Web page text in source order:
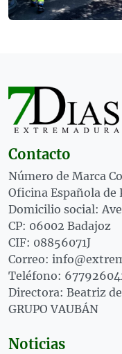
Contacto
Número de Marca
Oficina Española de
Domicilio social:
CP: 06002 Badajoz
CIF: 08856071J
Correo:
Teléfono:
Directora: Beatriz
GRUPO VAUBÁN
Noticias